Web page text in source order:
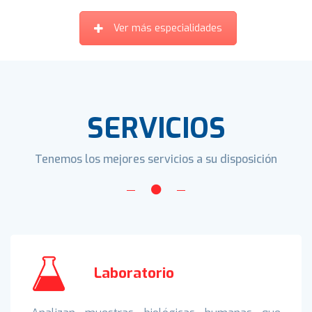
Ver más especialidades
SERVICIOS
Tenemos los mejores servicios a su disposición
Laboratorio